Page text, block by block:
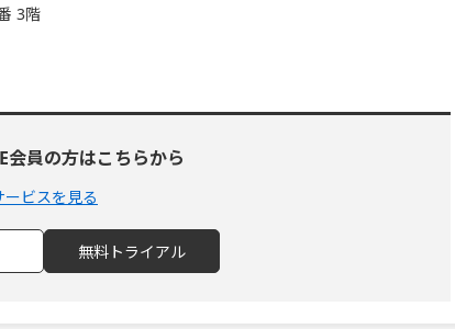
3階
会員の方はこちらから
ービスを見る
無料トライアル